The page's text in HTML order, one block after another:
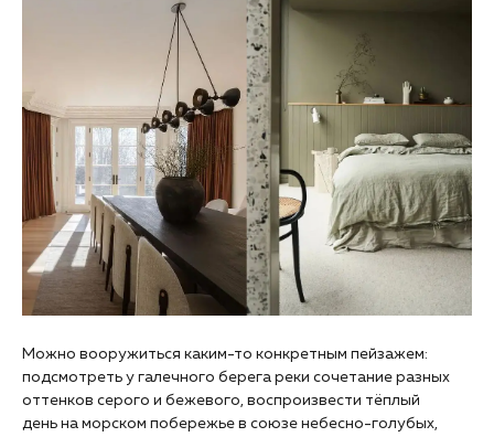
Можно вооружиться каким-то конкретным пейзажем:
подсмотреть у галечного берега реки сочетание разных
оттенков серого и бежевого, воспроизвести тёплый
день на морском побережье в союзе небесно-голубых,